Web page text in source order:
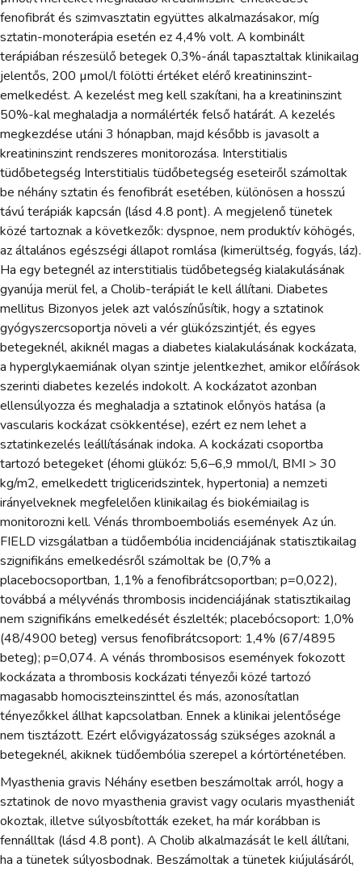
fenofibrát és szimvasztatin együttes alkalmazásakor, míg
sztatin-monoterápia esetén ez 4,4% volt. A kombinált
terápiában részesülő betegek 0,3%-ánál tapasztaltak klinikailag
jelentős, 200 µmol/l fölötti értéket elérő kreatininszint-
emelkedést. A kezelést meg kell szakítani, ha a kreatininszint
50%-kal meghaladja a normálérték felső határát. A kezelés
megkezdése utáni 3 hónapban, majd később is javasolt a
kreatininszint rendszeres monitorozása. Interstitialis
tüdőbetegség Interstitialis tüdőbetegség eseteiről számoltak
be néhány sztatin és fenofibrát esetében, különösen a hosszú
távú terápiák kapcsán (lásd 4.8 pont). A megjelenő tünetek
közé tartoznak a következők: dyspnoe, nem produktív köhögés,
az általános egészségi állapot romlása (kimerültség, fogyás, láz).
Ha egy betegnél az interstitialis tüdőbetegség kialakulásának
gyanúja merül fel, a Cholib-terápiát le kell állítani. Diabetes
mellitus Bizonyos jelek azt valószínűsítik, hogy a sztatinok
gyógyszercsoportja növeli a vér glükózszintjét, és egyes
betegeknél, akiknél magas a diabetes kialakulásának kockázata,
a hyperglykaemiának olyan szintje jelentkezhet, amikor előírások
szerinti diabetes kezelés indokolt. A kockázatot azonban
ellensúlyozza és meghaladja a sztatinok előnyös hatása (a
vascularis kockázat csökkentése), ezért ez nem lehet a
sztatinkezelés leállításának indoka. A kockázati csoportba
tartozó betegeket (éhomi glükóz: 5,6–6,9 mmol/l, BMI > 30
kg/m2, emelkedett trigliceridszintek, hypertonia) a nemzeti
irányelveknek megfelelően klinikailag és biokémiailag is
monitorozni kell. Vénás thromboemboliás események Az ún.
FIELD vizsgálatban a tüdőembólia incidenciájának statisztikailag
szignifikáns emelkedésről számoltak be (0,7% a
placebocsoportban, 1,1% a fenofibrátcsoportban; p=0,022),
továbbá a mélyvénás thrombosis incidenciájának statisztikailag
nem szignifikáns emelkedését észlelték; placebócsoport: 1,0%
(48/4900 beteg) versus fenofibrátcsoport: 1,4% (67/4895
beteg); p=0,074. A vénás thrombosisos események fokozott
kockázata a thrombosis kockázati tényezői közé tartozó
magasabb homociszteinszinttel és más, azonosítatlan
tényezőkkel állhat kapcsolatban. Ennek a klinikai jelentősége
nem tisztázott. Ezért elővigyázatosság szükséges azoknál a
betegeknél, akiknek tüdőembólia szerepel a kórtörténetében.
Myasthenia gravis Néhány esetben beszámoltak arról, hogy a
sztatinok de novo myasthenia gravist vagy ocularis myastheniát
okoztak, illetve súlyosbították ezeket, ha már korábban is
fennálltak (lásd 4.8 pont). A Cholib alkalmazását le kell állítani,
ha a tünetek súlyosbodnak. Beszámoltak a tünetek kiújulásáról,